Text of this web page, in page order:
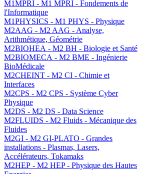
M1MPRI - M1 MPRI - Fondements de
l'Informatique
M1PHYSICS - M1 PHYS - Physique
M2AAG - M2 AAG - Analyse,
Arithmétique, Géométrie
M2BIOHEA - M2 BH - Biologie et Santé
M2BIOMECA - M2 BME - Ingénierie
BioMédicale
M2CHEINT - M2 CI - Chimie et
Interfaces
M2CPS - M2 CPS - Système Cyber
Physique
M2DS - M2 DS - Data Science
M2FLUIDS - M2 Fluids - Mécanique des
Fluides
M2GI - M2 GI-PLATO - Grandes
installations - Plasmas, Lasers,
Accélérateurs, Tokamaks
M2HEP - M2 HEP - Physique des Hautes